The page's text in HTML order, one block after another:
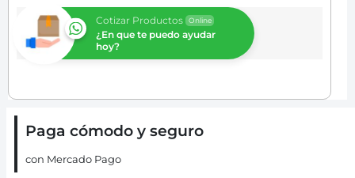
Cotizar Productos Online
¿En que te puedo ayudar
hoy?
Paga cómodo y seguro
con Mercado Pago